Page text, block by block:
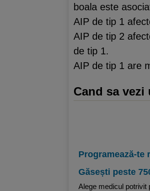
boala este
AIP de tip 1
AIP de tip 2
de tip 1.
AIP de tip 1 are
Cand sa vezi
Programează-
Găsești peste
Alege medicul potrivit